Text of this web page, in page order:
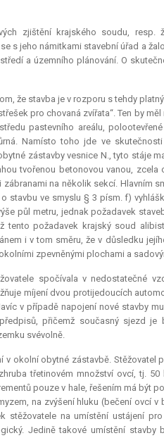
zjištění krajského soudu, resp.
s jeho námitkami stavební úřad a
a územního plánování. O
že stavba je v rozporu s tehdy
pro chovaná zvířata“. Ten by
pastevního areálu,
Namísto toho jde ve
zástavby vesnice N., tyto stáje
tvořenou betonovou vanou,
zábranami na několik sekcí. Hlavním
stavbu ve smyslu § 3 písm. f)
půl metru, jednak požadavek
požadavek krajský soud
i v tom směru, že v důsledku
zpevněnými plochami a
spočívala v nedostatečné
míjení dvou protijedoucích
v případě napojení nové stavby
přičemž současný sjezd
svévolně.
okolní obytné zástavbě. Stěžovatel
třetinovém množství ovcí, tj.
pouze v hale, řešením má být
na zvýšení hluku (bečení ovcí
stěžovatele na umístění ustájení
Jedině takové umístění stavby